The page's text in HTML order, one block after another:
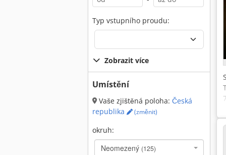
Typ vstupního proudu:
Zobrazit více
Umístění
Vaše zjištěná poloha: Česká
republika
(změnit)
okruh:
Neomezený (125)